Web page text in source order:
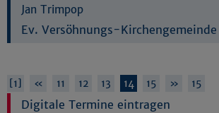
Jan Trimpop
Ev. Versöhnungs-Kirchengemeinde
[1] « 11 12 13 14 15 » 15
Digitale Termine eintragen